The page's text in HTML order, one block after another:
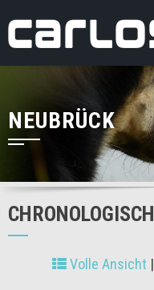
NEUBRÜCK
CHRONOLOGISCH
Volle Ansicht |